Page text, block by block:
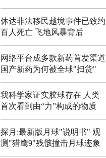
休达非法移民越境事件已致约
百人死亡 飞地风暴背后
网络平台成多款新药首发渠道
国产新药为何被全球"扫货"
我科学家证实胶球存在 人类
首次看到由“力”构成的物质
探月:最新版月球"说明书" 观
测"猎鹰9"残骸撞击月球迹象